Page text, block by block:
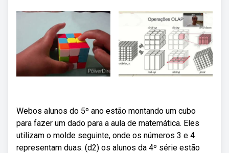
Webos alunos do 5º ano estão montando um cubo
para fazer um dado para a aula de matemática. Eles
utilizam o molde seguinte, onde os números 3 e 4
representam duas. (d2) os alunos da 4º série estão